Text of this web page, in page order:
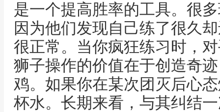
是一个提高胜率的工具。很
因为他们发现自己练了很久
很正常。当你疯狂练习时，
狮子操作的价值在于创造奇
鸡。如果你在某次团灭后心
杯水。长期来看，与其纠结